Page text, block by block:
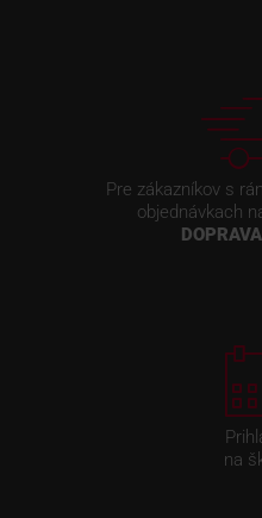
Pre zákazníkov s
objednávkach
na